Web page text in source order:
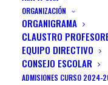
ORGANIZACIÓN
ORGANIGRAMA
CLAUSTRO
EQUIPO DIRECTIVO
CONSEJO ESCOLAR
ADMISIONES CURSO 2024-
Carousel